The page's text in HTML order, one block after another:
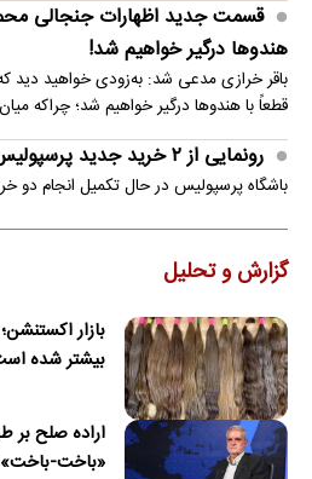
قسمت جدید اظهارات جنجالی
هندوها درگیر خواهیم شد!
باقر خرازی مدعی شد: به‌زودی خواهید دید
قطعاً با هندوها درگیر خواهیم شد؛ چراکه
رونمایی از ۲ خرید جدید پرسپولیس؛ همین امروز!
باشگاه پرسپولیس در حال تکمیل انجام دو
گزارش و تحلیل
بازار
بیشتر شده
اراده صلح بر
«باخت-باخت»